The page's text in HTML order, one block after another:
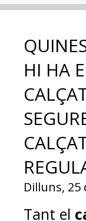
HI HA
Dilluns, 25
Tant el